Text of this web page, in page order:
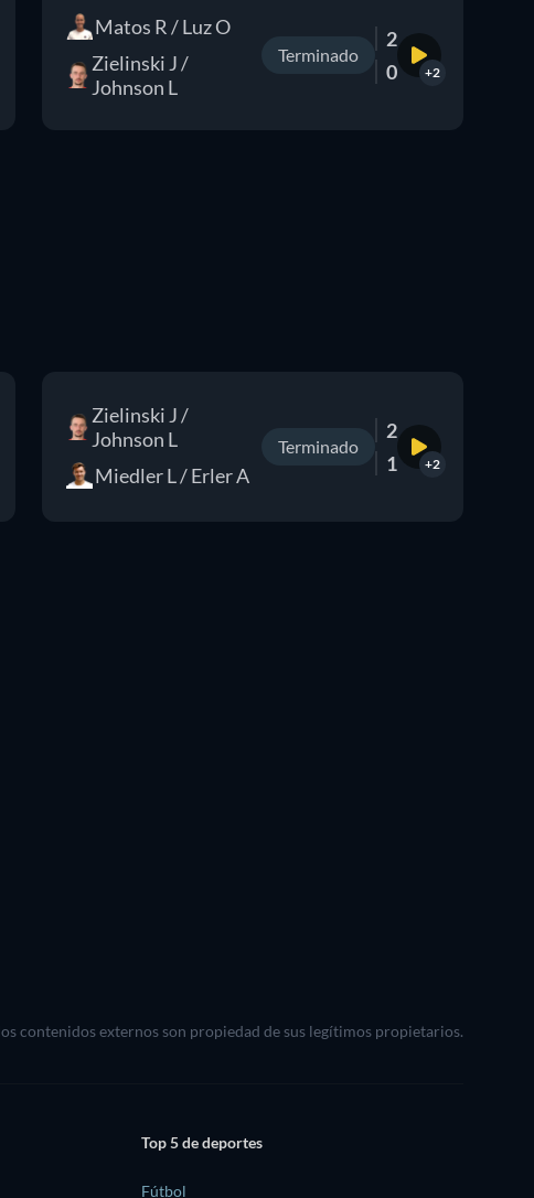
Matos R / Luz O
Zielinski J /
Johnson L
Terminado
2
0
+2
Zielinski J /
Johnson L
Miedler L / Erler A
Terminado
2
1
+2
contenidos externos son propiedad de sus legítimos propietarios.
Top 5 de deportes
Fútbol